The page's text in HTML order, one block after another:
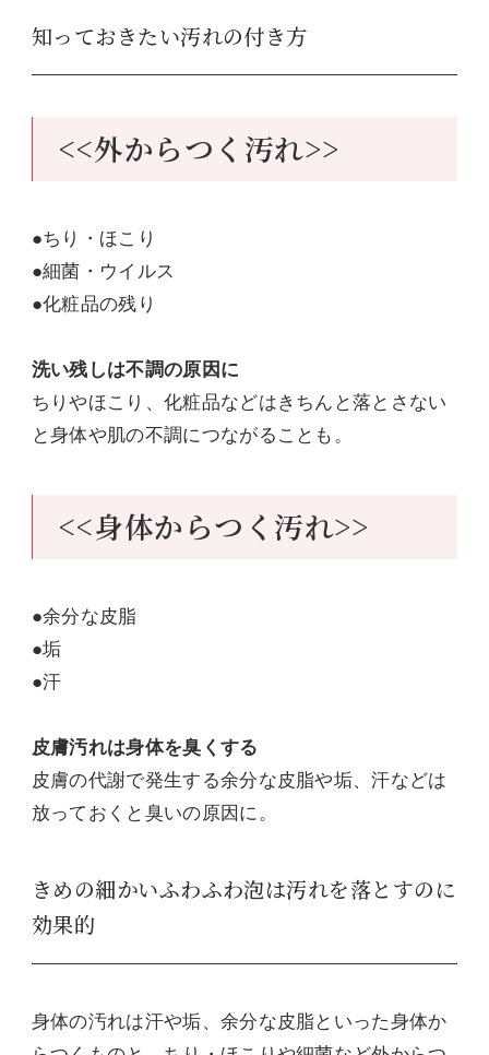
知っておきたい汚れの付き方
<<外からつく汚れ>>
●ちり・ほこり
●細菌・ウイルス
●化粧品の残り
洗い残しは不調の原因に
ちりやほこり、化粧品などはきちんと落とさない
と身体や肌の不調につながることも。
<<身体からつく汚れ>>
●余分な皮脂
●垢
●汗
皮膚汚れは身体を臭くする
皮膚の代謝で発生する余分な皮脂や垢、汗などは
放っておくと臭いの原因に。
きめの細かいふわふわ泡は汚れを落とすのに
効果的
身体の汚れは汗や垢、余分な皮脂といった身体か